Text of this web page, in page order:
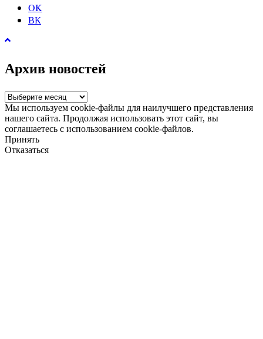
OK
ВК
Архив новостей
Архив
новостей
Мы используем cookie-файлы для наилучшего представления
нашего сайта. Продолжая использовать этот сайт, вы
соглашаетесь с использованием cookie-файлов.
Принять
Отказаться